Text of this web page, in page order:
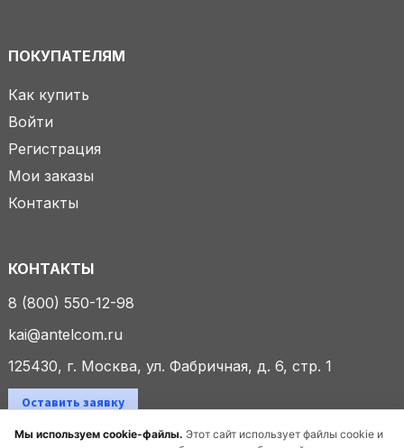
Мы используем cookie-файлы. Этот сайт использует файлы cookie и
ПОКУПАТЕЛЯМ
Как купить
Войти
Регистрация
Мои заказы
Контакты
КОНТАКТЫ
8 (800) 550-12-98
kai@antelcom.ru
125430, г. Москва, ул. Фабричная, д. 6, стр. 1
Оставить заявку